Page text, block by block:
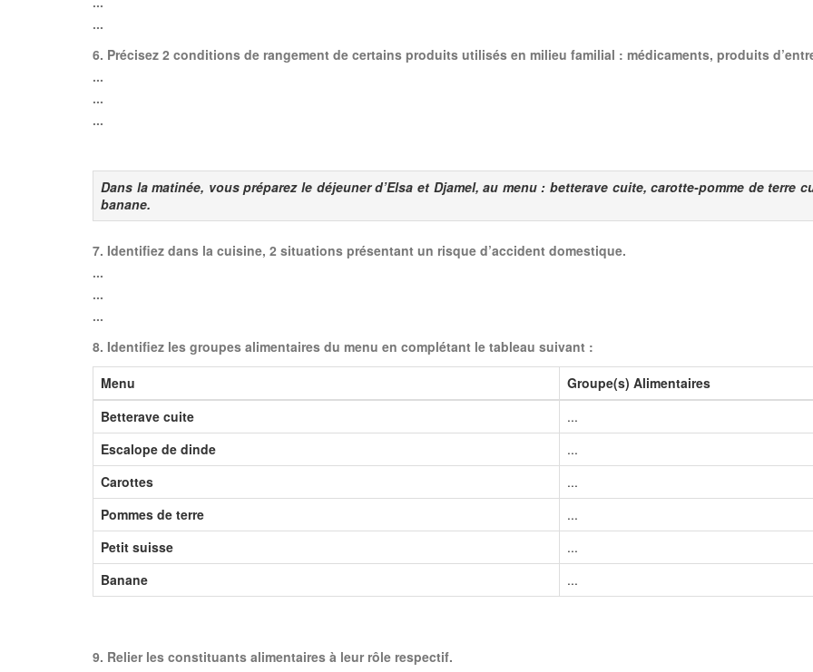
...
6. Précisez 2 conditions de rangement de certains produits utilisés en milieu familial : médicaments, produits
...
...
...
Dans la matinée, vous préparez le déjeuner d’Elsa et Djamel, au menu : betterave cuite, carotte-pomme de terre
banane.
7. Identifiez dans la cuisine, 2 situations présentant un risque d’accident domestique.
...
...
...
8. Identifiez les groupes alimentaires du menu en complétant le tableau suivant :
Menu
Groupe(s) Alimentaires
Betterave cuite
...
Escalope de dinde
...
Carottes
...
Pommes de terre
...
Petit suisse
...
Banane
...
9. Relier les constituants alimentaires à leur rôle respectif.